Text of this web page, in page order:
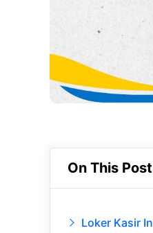
On This Post
Loker Kasir